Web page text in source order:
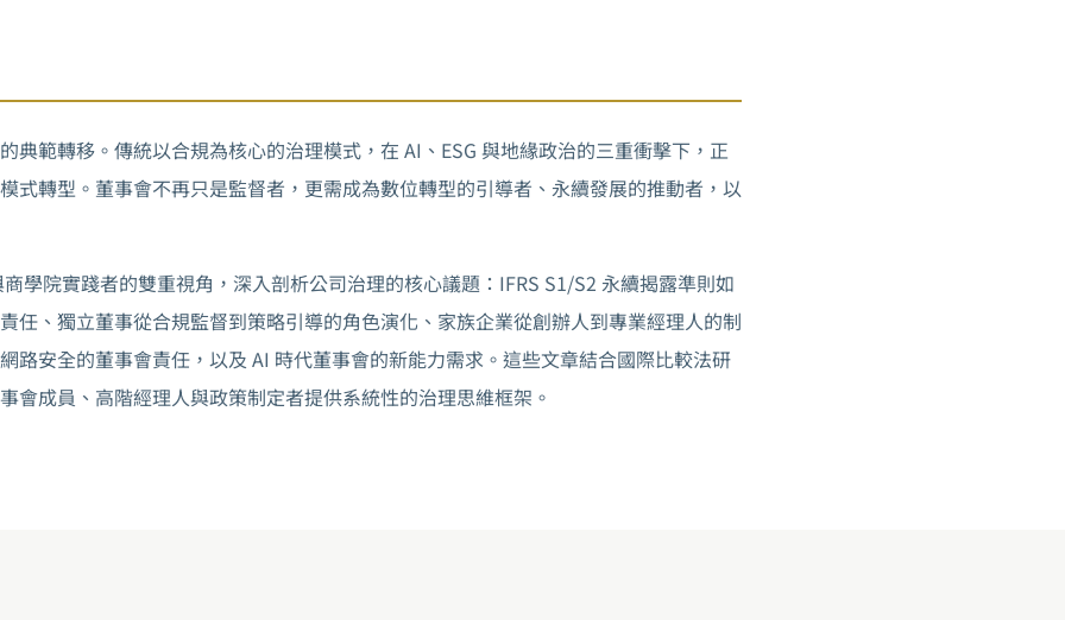
典範轉移。傳統以合規為核心的治理模式，在 AI、ESG 與地緣政治的三重衝擊下，正
式轉型。董事會不再只是監督者，更需成為數位轉型的引導者、永續發展的推動者，以
學院實踐者的雙重視角，深入剖析公司治理的核心議題：IFRS S1/S2 永續揭露準則如
任、獨立董事從合規監督到策略引導的角色演化、家族企業從創辦人到專業經理人的制
路安全的董事會責任，以及 AI 時代董事會的新能力需求。這些文章結合國際比較法研
會成員、高階經理人與政策制定者提供系統性的治理思維框架。